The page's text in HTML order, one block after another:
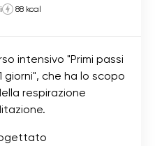
88 kcal
intensivo "Primi passi
giorni", che ha lo scopo
respirazione